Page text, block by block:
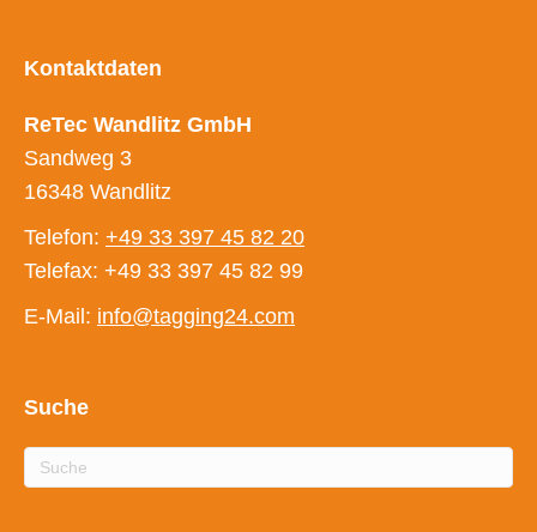
Kontaktdaten
ReTec Wandlitz GmbH
Sandweg 3
16348 Wandlitz
Telefon: +49 33 397 45 82 20
Telefax: +49 33 397 45 82 99
E-Mail: info@tagging24.com
Suche